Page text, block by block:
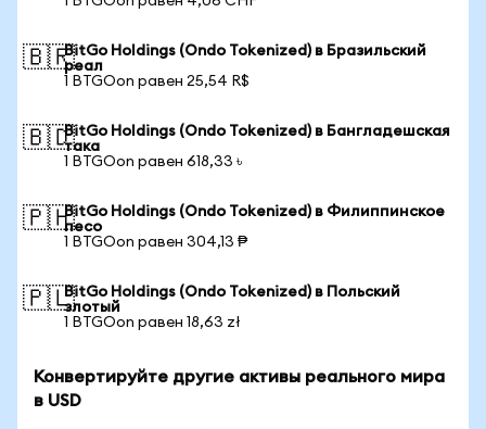
🇧🇷BitGo Holdings (Ondo Tokenized) в Бразильский
реал
1 BTGOon равен 25,54 R$
🇧🇩BitGo Holdings (Ondo Tokenized) в Бангладешская
така
1 BTGOon равен 618,33 ৳
🇵🇭BitGo Holdings (Ondo Tokenized) в Филиппинское
песо
1 BTGOon равен 304,13 ₱
🇵🇱BitGo Holdings (Ondo Tokenized) в Польский
злотый
1 BTGOon равен 18,63 zł
Конвертируйте другие активы реального мира
в USD